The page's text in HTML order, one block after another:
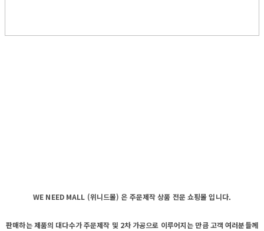
WE NEED MALL (위니드몰) 은 주문제작 상품 전문 쇼핑몰 입니다.
판매하는 제품의 대다수가 주문제작 및 2차 가공으로 이루어지는 만큼 고객 여러분들께